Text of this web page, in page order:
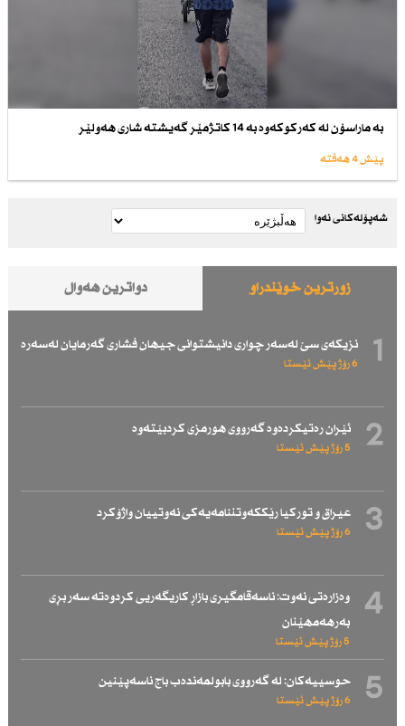
بە ماراسۆن لە كەركوكەوە بە 14 كاتژمێر گەیشتە شاری هەولێر
پێش 4 هەفتە
شەپۆلەکانی نەوا
زۆرترین خوێندراو دواترین هەواڵ
1 نزیكەی سێ لەسەر چواری دانیشتوانی جیهان فشاری گەرمایان لەسەرە
6 رۆژ پێش ئێستا
2 ئێران رەتیكردەوە گەرووی هورمزی كردبێتەوە
5 رۆژ پێش ئێستا
3 عیراق و توركیا رێككەوتننامەیەكی نەوتییان واژۆكرد
6 رۆژ پێش ئێستا
4
وەزارەتی نەوت: ناسەقامگیری بازاڕ كاریگەریی كردوەتە سەر بڕی
بەرهەمهێنان
5 رۆژ پێش ئێستا
5 حوسییەكان: لە گەرووی بابولمەندەب باج ناسەپێنین
6 رۆژ پێش ئێستا